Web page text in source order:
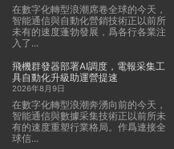
在數字化轉型浪潮席卷全球的今天，
智能通信與自動化營銷技術正以前所
未有的速度蓬勃發展，爲各行各業注
入了...
飛機群發器部署AI調度，電報采集工
具自動化升級助運營提速
2026年8月9日
在數字化轉型浪潮奔湧向前的今天，
智能通信與數據采集技術正以前所未
有的速度重塑行業格局。作爲連接全
球信...